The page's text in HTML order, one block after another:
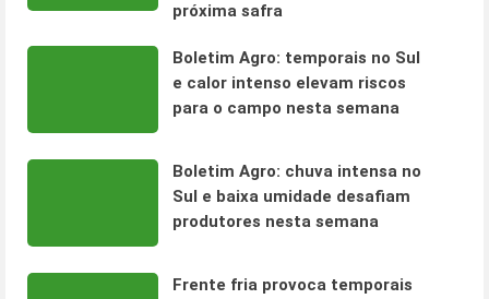
próxima safra
Boletim Agro: temporais no Sul
e calor intenso elevam riscos
para o campo nesta semana
Boletim Agro: chuva intensa no
Sul e baixa umidade desafiam
produtores nesta semana
Frente fria provoca temporais